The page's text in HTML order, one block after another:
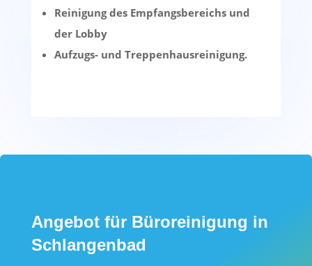
Reinigung des Empfangsbereichs und
der Lobby
Aufzugs- und Treppenhausreinigung.
Angebot für Büroreinigung in
Schlangenbad